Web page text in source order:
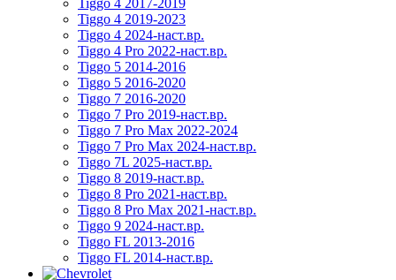
Tiggo 4 2019-2023
Tiggo 4 2024-наст.вр.
Tiggo 4 Pro 2022-наст.вр.
Tiggo 5 2014-2016
Tiggo 5 2016-2020
Tiggo 7 2016-2020
Tiggo 7 Pro 2019-наст.вр.
Tiggo 7 Pro Max 2022-2024
Tiggo 7 Pro Max 2024-наст.вр.
Tiggo 7L 2025-наст.вр.
Tiggo 8 2019-наст.вр.
Tiggo 8 Pro 2021-наст.вр.
Tiggo 8 Pro Max 2021-наст.вр.
Tiggo 9 2024-наст.вр.
Tiggo FL 2013-2016
Tiggo FL 2014-наст.вр.